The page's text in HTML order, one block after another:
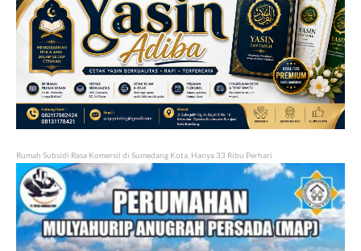
Rumah Subsidi Rasa Komersil di Sumedang Kota, Hanya 33 Ribu Perhari